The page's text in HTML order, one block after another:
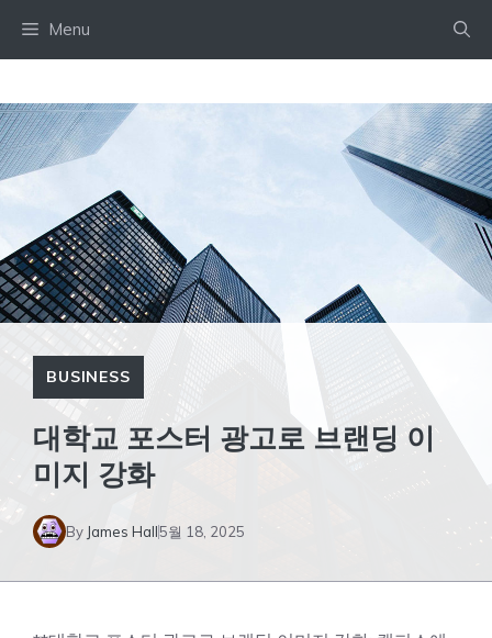
Menu
BUSINESS
대학교 포스터 광고로 브랜딩 이
미지 강화
By James Hall5월 18, 2025